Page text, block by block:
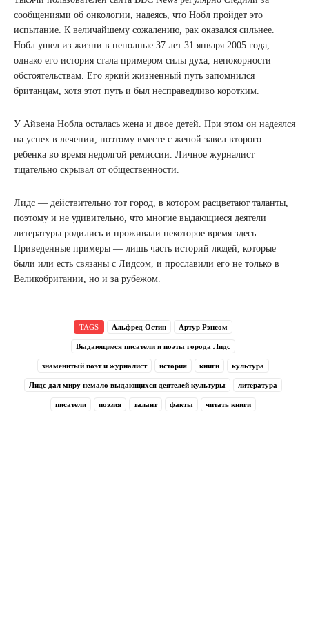
сообщениями об онкологии, надеясь, что Нобл пройдет это
испытание. К величайшему сожалению, рак оказался сильнее.
Нобл ушел из жизни в неполные 37 лет 31 января 2005 года,
однако его история стала примером силы духа, непокорности
обстоятельствам. Его яркий жизненный путь запомнился
британцам, хотя этот путь и был несправедливо коротким.
У Айвена Нобла осталась жена и двое детей. При этом он надеялся
на успех в лечении, поэтому вместе с женой завел второго
ребенка во время недолгой ремиссии. Личное журналист
тщательно скрывал от общественности.
Лидс ― действительно тот город, в котором расцветают таланты,
поэтому и не удивительно, что многие выдающиеся деятели
литературы родились и проживали некоторое время здесь.
Приведенные примеры ― лишь часть историй людей, которые
были или есть связаны с Лидсом, и прославили его не только в
Великобритании, но и за рубежом.
TAGS Альфред Остин Артур Рэнсом
Выдающиеся писатели и поэты города Лидс
знаменитый поэт и журналист история книги культура
Лидс дал миру немало выдающихся деятелей культуры литература
писатели поэзия талант факты читать книги